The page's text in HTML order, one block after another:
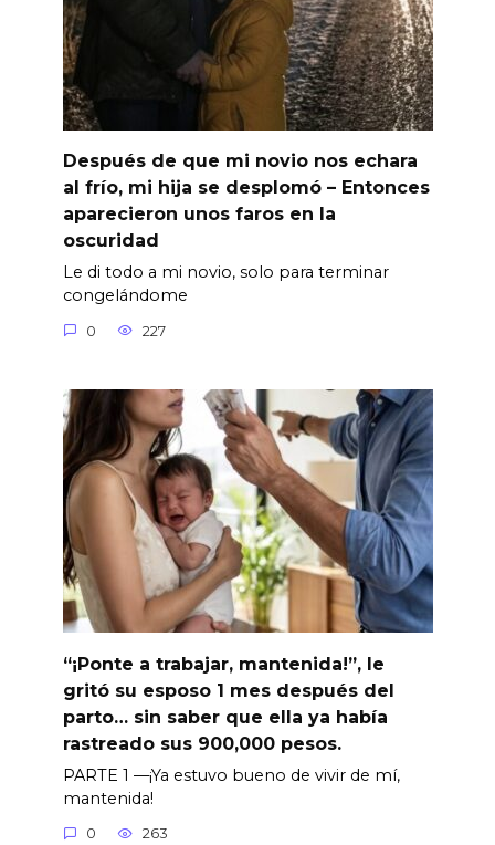
Después de que mi novio nos echara
al frío, mi hija se desplomó – Entonces
aparecieron unos faros en la
oscuridad
Le di todo a mi novio, solo para terminar
congelándome
0 227
“¡Ponte a trabajar, mantenida!”, le
gritó su esposo 1 mes después del
parto… sin saber que ella ya había
rastreado sus 900,000 pesos.
PARTE 1 —¡Ya estuvo bueno de vivir de mí,
mantenida!
0 263